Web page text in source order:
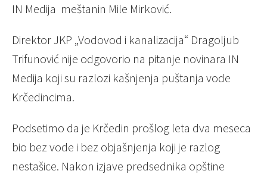
IN Medija meštanin Mile Mirković.
Direktor JKP „Vodovod i kanalizacija“ Dragoljub
Trifunović nije odgovorio na pitanje novinara IN
Medija koji su razlozi kašnjenja puštanja vode
Krčedincima.
Podsetimo da je Krčedin prošlog leta dva meseca
bio bez vode i bez objašnjenja koji je razlog
nestašice. Nakon izjave predsednika opštine